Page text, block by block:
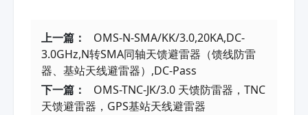
上一篇：
OMS-N-SMA/KK/3.0,20KA,DC-
3.0GHz,N转SMA同轴天馈避雷器（馈线防雷
器、基站天线避雷器）,DC-Pass
下一篇：
OMS-TNC-JK/3.0 天馈防雷器，TNC
天馈避雷器，GPS基站天线避雷器